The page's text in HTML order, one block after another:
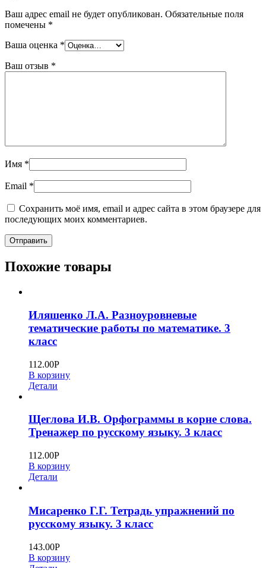
Ваш адрес email не будет опубликован. Обязательные поля
помечены *
Ваша оценка *
Ваш отзыв *
Имя *
Email *
Сохранить моё имя, email и адрес сайта в этом браузере для
последующих моих комментариев.
Похожие товары
Иляшенко Л.А. Разноуровневые
тематические работы по математике. 3
класс
112.00Р
В корзину
Детали
Щеглова И.В. Орфограммы в корне слова.
Тренажер по русскому языку. 3 класс
112.00Р
В корзину
Детали
Мисаренко Г.Г. Тетрадь упражнений по
русскому языку. 3 класс
143.00Р
В корзину